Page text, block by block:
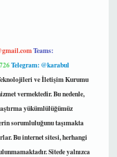
Teams:
Telegram: @karabul
ve İletişim Kurumu
vermektedir. Bu nedenle,
yükümlülüğümüz
sorumluluğunu taşımakta
Bu internet sitesi, herhangi
Sitede yalnızca